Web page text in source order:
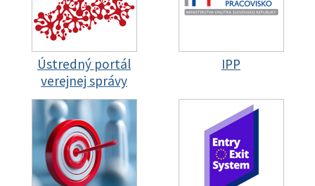
Ústredný portál
verejnej správy
IPP